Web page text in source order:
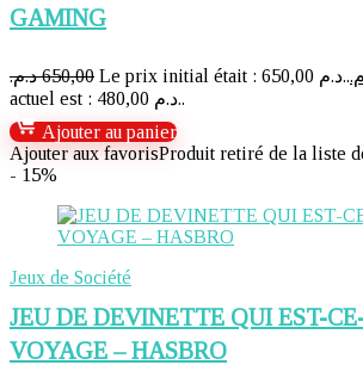
GAMING
650,00 د.م. Le prix initial était : 650,00 د.م..
actuel est : 480,00 د.م..
Ajouter au panier
Ajouter aux favorisProduit retiré de la liste
- 15%
Jeux de Société
JEU DE DEVINETTE QUI EST-
VOYAGE – HASBRO